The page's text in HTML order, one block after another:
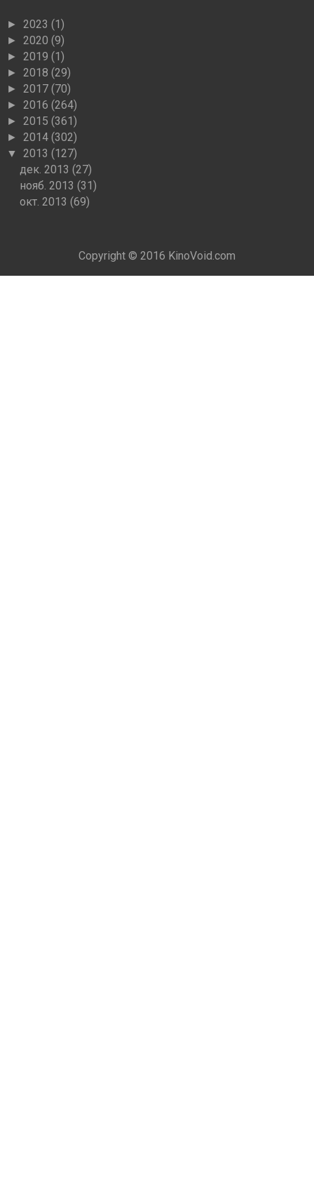
► 2023 (1)
► 2020 (9)
► 2019 (1)
► 2018 (29)
► 2017 (70)
► 2016 (264)
► 2015 (361)
► 2014 (302)
▼ 2013 (127)
дек. 2013(27)
нояб. 2013(31)
окт. 2013(69)
Copyright © 2016 KinoVoid.com